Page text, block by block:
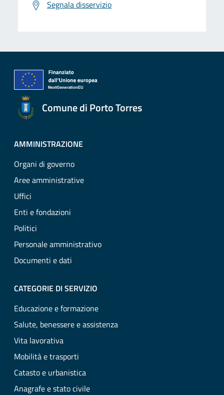
Segnala disservizio
Comune di Porto Torres
AMMINISTRAZIONE
Organi di governo
Aree amministrative
Uffici
Enti e fondazioni
Politici
Personale amministrativo
Documenti e dati
CATEGORIE DI SERVIZIO
Educazione e formazione
Salute, benessere e assistenza
Vita lavorativa
Mobilità e trasporti
Catasto e urbanistica
Anagrafe e stato civile